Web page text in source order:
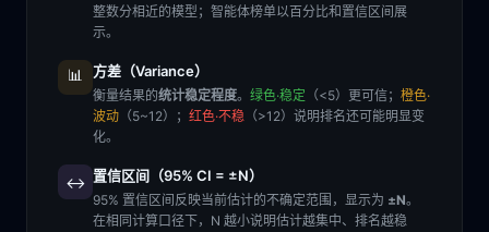
整数分相近的模型；智能体榜单以百分比和置信区间展
示。
📊 方差（Variance）
衡量结果的统计稳定程度。 绿色·稳定 （<5）更可信； 橙色·
波动 （5~12）； 红色·不稳 （>12）说明排名还可能明显变
化。
↔️ 置信区间（95% CI = ±N）
95% 置信区间反映当前估计的不确定范围，显示为 ±N。
在相同计算口径下，N 越小说明估计越集中、排名越稳